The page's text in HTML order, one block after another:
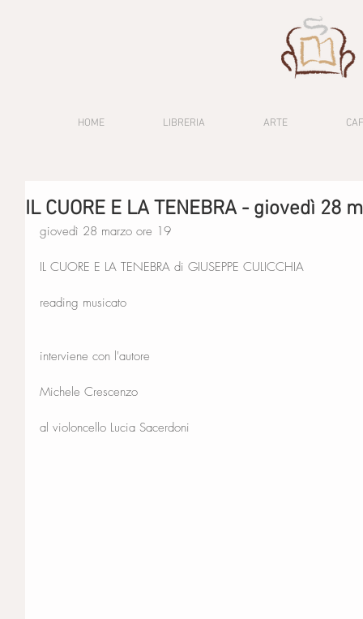
HOME LIBRERIA ARTE
IL CUORE E LA TENEBRA - giovedì 28
giovedì 28 marzo ore 19
IL CUORE E LA TENEBRA di GIUSEPPE CULICCHIA
reading musicato
interviene con l'autore
Michele Crescenzo
al violoncello Lucia Sacerdoni